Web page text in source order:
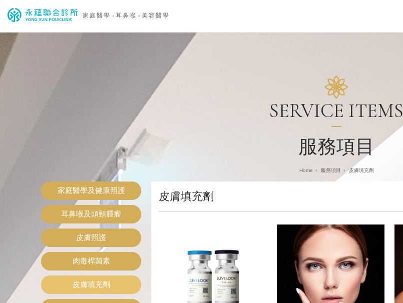
家庭醫學 耳鼻喉 美容醫學
SERVICE ITEMS
服務項目
› 服務項目 › 皮膚填充劑
家庭醫學及健康照護
耳鼻喉及頭頸腫瘤
皮膚照護
肉毒桿菌素
皮膚填充劑
皮膚填充劑